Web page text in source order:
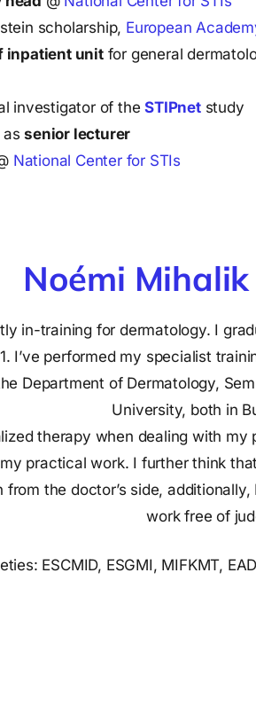
scholarship, European
inpatient unitfor general
investigator of theSTIPnetstudy
assenior lecturer
National Center for STIs
Noémi Mihalik
in-training for dermatology. I
I’ve performed my specialist
Department of Dermatology,
University, both in
therapy when dealing with my
practical work. I further think
the doctor’s side, additionally,
work free of
ESCMID, ESGMI, MIFKMT,